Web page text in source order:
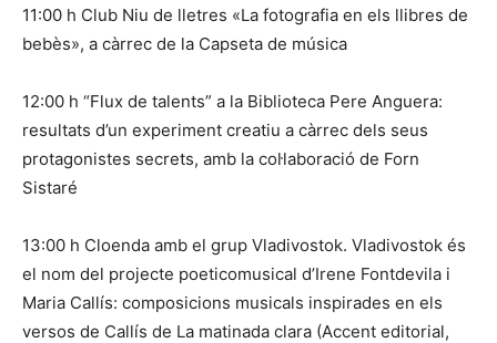
11:00 h Club Niu de lletres «La fotografia en els llibres de
bebès», a càrrec de la Capseta de música
12:00 h “Flux de talents” a la Biblioteca Pere Anguera:
resultats d’un experiment creatiu a càrrec dels seus
protagonistes secrets, amb la col·laboració de Forn
Sistaré
13:00 h Cloenda amb el grup Vladivostok. Vladivostok és
el nom del projecte poeticomusical d’Irene Fontdevila i
Maria Callís: composicions musicals inspirades en els
versos de Callís de La matinada clara (Accent editorial,